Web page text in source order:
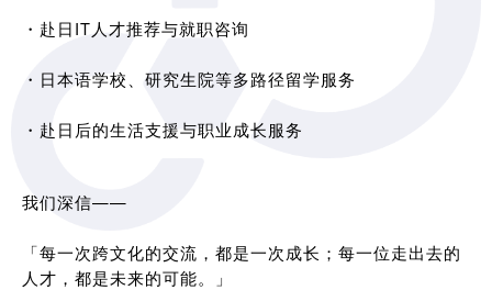
・赴日IT人才推荐与就职咨询
・日本语学校、研究生院等多路径留学服务
・赴日后的生活支援与职业成长服务
我们深信——
「每一次跨文化的交流，都是一次成长；每一位走出去的
人才，都是未来的可能。」